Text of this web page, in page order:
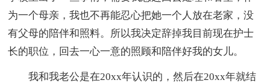
为一个母亲，我也不再能忍心把她一个人放在老家，没
有父母的陪伴和照料。所以我决定辞掉我目前现在护士
长的职位，回去一心一意的照顾和陪伴好我的女儿。
我和我老公是在20xx年认识的，然后在20xx年就结